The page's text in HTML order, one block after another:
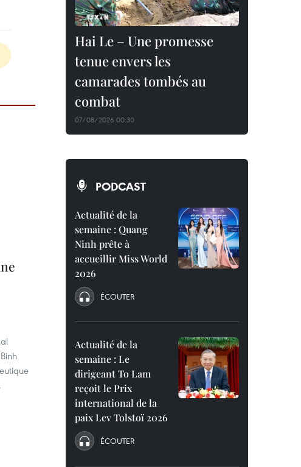
Hai Le – Une promesse
tenue envers les
camarades tombés au
combat
07/08/2026 00:30
PODCAST
Actualité de la
semaine : Quang
Ninh prête à
accueillir Miss World
2026
ÉCOUTER
Actualité de la
semaine : Le
dirigeant To Lam
reçoit le Prix
international de la
paix Lev Tolstoï 2026
ÉCOUTER